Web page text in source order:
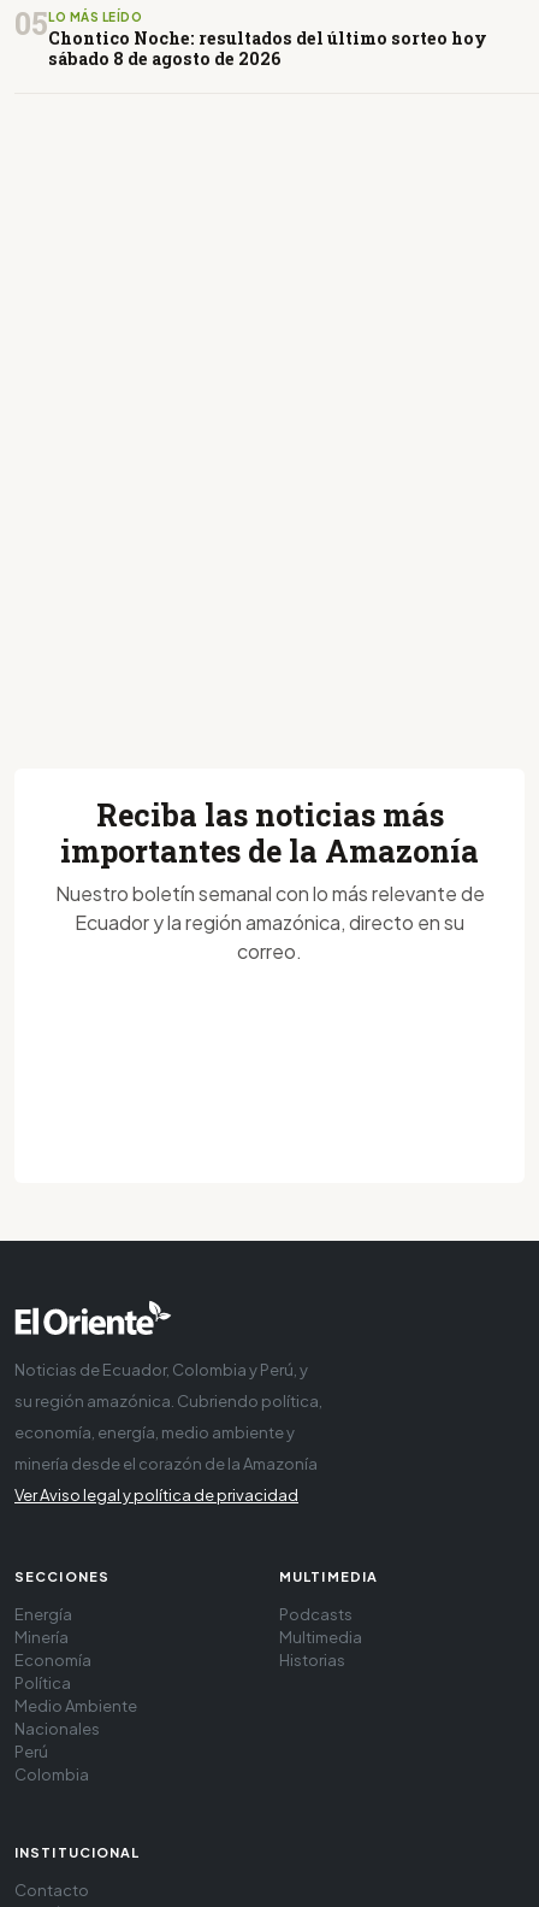
05LO MÁS LEÍDO
Chontico Noche: resultados del último sorteo hoy
sábado 8 de agosto de 2026
Reciba las noticias más
importantes de la Amazonía
Nuestro boletín semanal con lo más relevante de
Ecuador y la región amazónica, directo en su
correo.
Noticias de Ecuador, Colombia y Perú, y
su región amazónica. Cubriendo política,
economía, energía, medio ambiente y
minería desde el corazón de la Amazonía
Ver Aviso legal y política de privacidad
SECCIONES
Energía
Minería
Economía
Política
Medio Ambiente
Nacionales
Perú
Colombia
MULTIMEDIA
Podcasts
Multimedia
Historias
INSTITUCIONAL
Contacto